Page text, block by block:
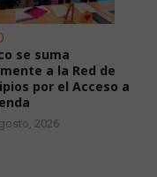
se suma
a la Red de
por el Acceso a
2026